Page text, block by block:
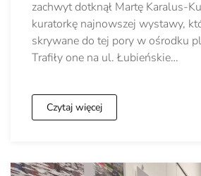
zachwyt dotknął Martę Karalus-
kuratorkę najnowszej wystawy,
skrywane do tej pory w ośrodku
Trafiły one na ul. Łubieńskie…
Czytaj więcej